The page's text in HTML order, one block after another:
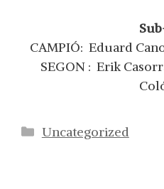
CAMPIÓ: Eduard
SEGON : Erik
Categorías
Uncategorized